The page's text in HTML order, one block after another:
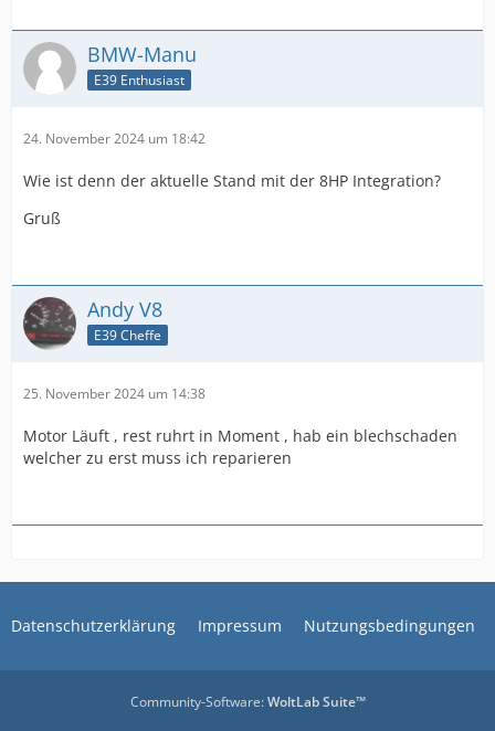
BMW-Manu
E39 Enthusiast
24. November 2024 um 18:42
Wie ist denn der aktuelle Stand mit der 8HP Integration?
Gruß
Andy V8
E39 Cheffe
25. November 2024 um 14:38
Motor Läuft , rest ruhrt in Moment , hab ein blechschaden
welcher zu erst muss ich reparieren
Datenschutzerklärung Impressum Nutzungsbedingungen
Community-Software:WoltLab Suite™